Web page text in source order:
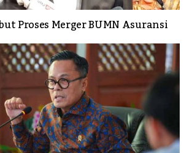
Proses Merger BUMN Asuransi